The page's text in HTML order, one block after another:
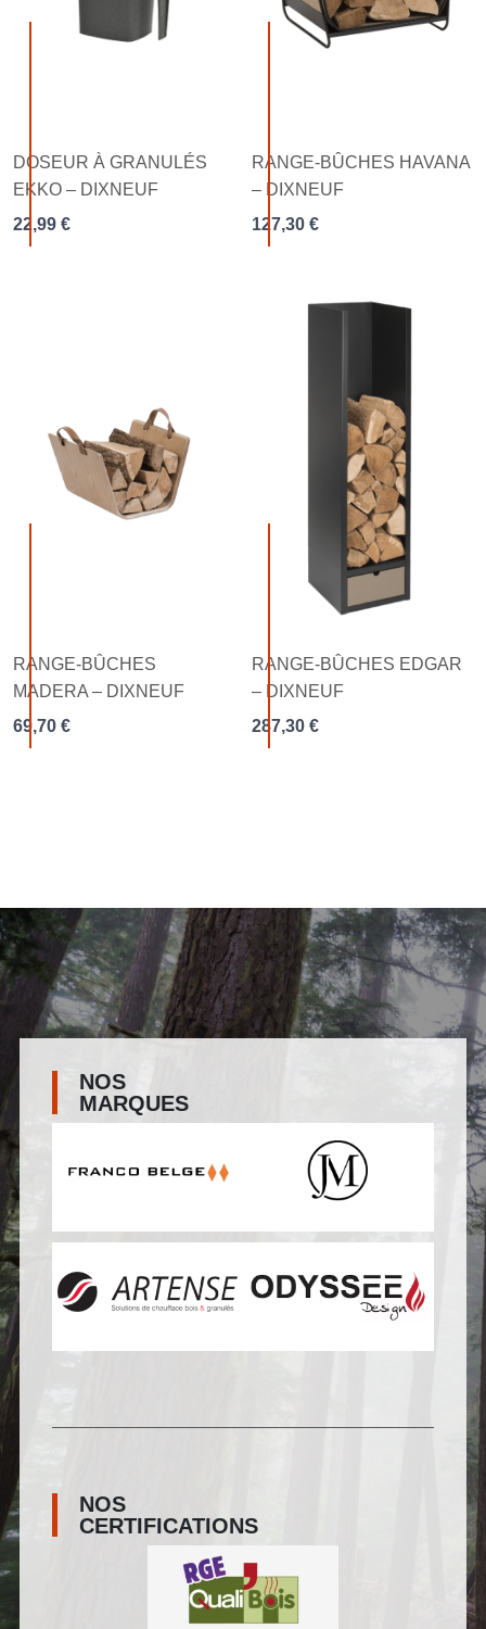
DOSEUR À GRANULÉS
EKKO – DIXNEUF
22,99 €
RANGE-BÛCHES HAVANA
– DIXNEUF
127,30€
RANGE-BÛCHES
MADERA – DIXNEUF
69,70 €
RANGE-BÛCHES EDGAR
– DIXNEUF
287,30€
NOS
MARQUES
NOS
CERTIFICATIONS